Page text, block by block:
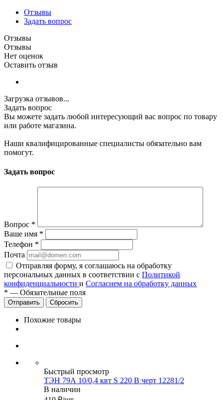
Отзывы
Задать вопрос
Отзывы
Отзывы
Нет оценок
Оставить отзыв
Загрузка отзывов...
Задать вопрос
Вы можете задать любой интересующий вас вопрос по товару
или работе магазина.
Наши квалифицированные специалисты обязательно вам
помогут.
Задать вопрос
Вопрос *
Ваше имя *
Телефон *
Почта
Отправляя форму, я соглашаюсь на обработку
персональных данных в соответствии с Политикой
конфиденциальности и Согласием на обработку данных
* — Обязательные поля
Сбросить
Похожие товары
Быстрый просмотр
ТЭН 79А 10/0,4 квт S 220 В черт 12281/2
В наличии